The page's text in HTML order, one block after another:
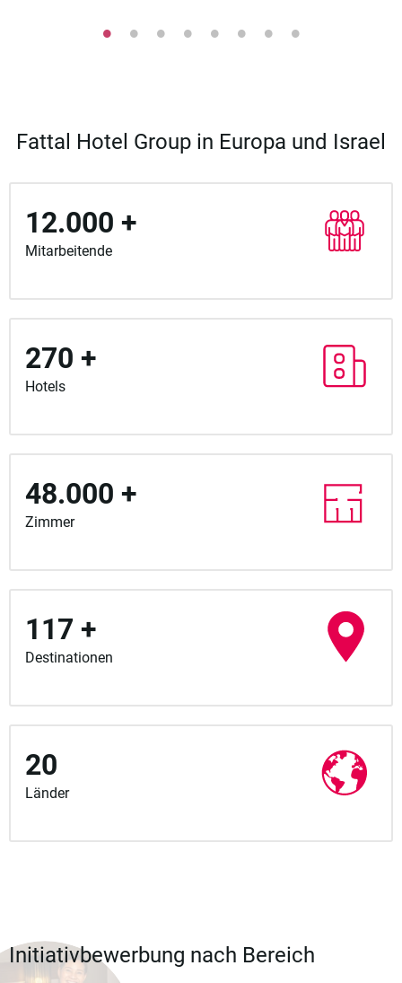
Fattal Hotel Group in Europa und Israel
12.000 +
Mitarbeitende
270 +
Hotels
48.000 +
Zimmer
117 +
Destinationen
20
Länder
Initiativbewerbung nach Bereich